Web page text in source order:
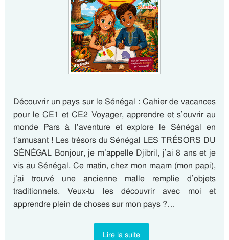
Découvrir un pays sur le Sénégal : Cahier de vacances
pour le CE1 et CE2 Voyager, apprendre et s’ouvrir au
monde Pars à l’aventure et explore le Sénégal en
t’amusant ! Les trésors du Sénégal LES TRÉSORS DU
SÉNÉGAL Bonjour, je m’appelle Djibril, j’ai 8 ans et je
vis au Sénégal. Ce matin, chez mon maam (mon papi),
j’ai trouvé une ancienne malle remplie d’objets
traditionnels. Veux-tu les découvrir avec moi et
apprendre plein de choses sur mon pays ?…
Lire la suite